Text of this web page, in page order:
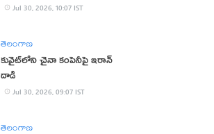
Jul 30, 2026, 10:07 IST
తెలంగాణ
కువైట్‌లోని చైనా కంపెనీపై ఇరాన్
దాడి
Jul 30, 2026, 09:07 IST
తెలంగాణ